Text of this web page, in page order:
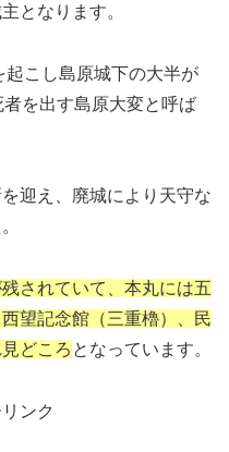
となります。
こし島原城下の大半が
を出す島原大変と呼ば
迎え、廃城により天守な
されていて、本丸には五
望記念館（三重櫓）、民
どころ となっています。
ンク